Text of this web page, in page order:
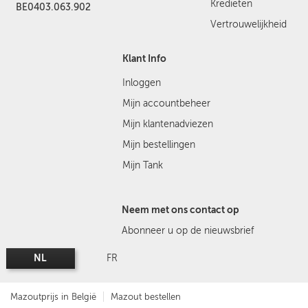
BE0403.063.902
Kredieten
Vertrouwelijkheid
Klant Info
Inloggen
Mijn accountbeheer
Mijn klantenadviezen
Mijn bestellingen
Mijn Tank
Neem met ons contact op
Abonneer u op de nieuwsbrief
NL FR
Mazoutprijs in België Mazout bestellen